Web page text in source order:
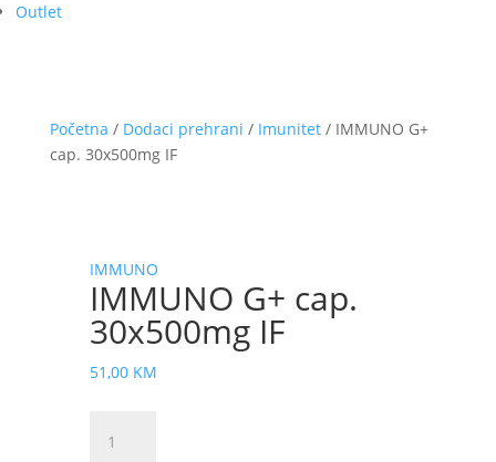
Outlet
Početna / Dodaci prehrani / Imunitet/ IMMUNO G+
cap. 30x500mg IF
IMMUNO
IMMUNO G+ cap.
30x500mg IF
51,00 KM